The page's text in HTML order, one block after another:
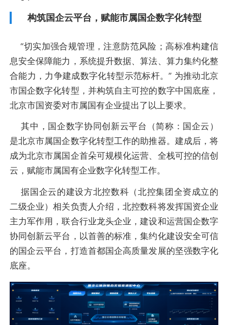
构筑国企云平台，赋能市属国企数字化转型
“切实加强合规管理，注意防范风险；高标准构建信
息安全保障能力，系统提升数据、算法、算力集约化整
合能力，力争建成数字化转型示范标杆。” 为推动北京
市国企数字化转型，并构筑自主可控的数字中国底座，
北京市国资委对市属国有企业提出了以上要求。
其中，国企数字协同创新云平台（简称：国企云）
是北京市属国企数字化转型工作的助推器。建成后，将
成为北京市属国企首朵可规模化运营、全栈可控的信创
云，赋能市属国有企业数字化转型工作。
据国企云的建设方北控数科（北控集团全资成立的
二级企业）相关负责人介绍，北控数科将发挥国资企业
主力军作用，联合行业龙头企业，建设和运营国企数字
协同创新云平台，以首善的标准，集约化建设安全可信
的国企云平台，打造首都国企高质量发展的坚强数字化
底座。